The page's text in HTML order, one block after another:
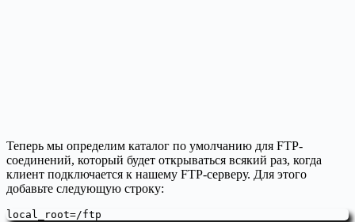
Теперь мы определим каталог по умолчанию для FTP-
соединений, который будет открываться всякий раз, когда
клиент подключается к нашему FTP-серверу. Для этого
добавьте следующую строку:
local_root=/ftp